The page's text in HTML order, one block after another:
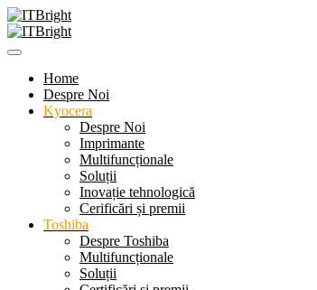
Home
Despre Noi
Kyocera
Despre Noi
Imprimante
Multifuncționale
Soluții
Inovație tehnologică
Cerificări și premii
Toshiba
Despre Toshiba
Multifuncționale
Soluții